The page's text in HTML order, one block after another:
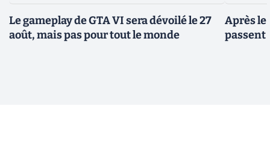
Le gameplay de GTA VI sera dévoilé le 27
août, mais pas pour tout le monde
Après le
passent